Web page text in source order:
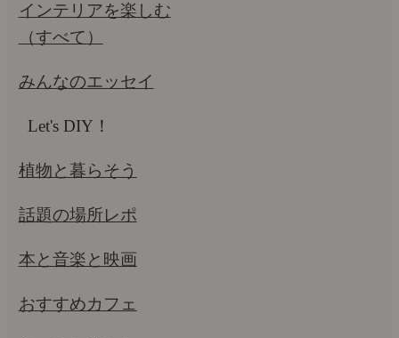
インテリアを楽しむ
（すべて）
みんなのエッセイ
Let's DIY！
植物と暮らそう
話題の場所レポ
本と音楽と映画
おすすめカフェ